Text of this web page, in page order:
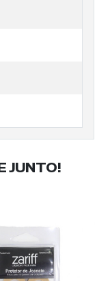
JUNTO!